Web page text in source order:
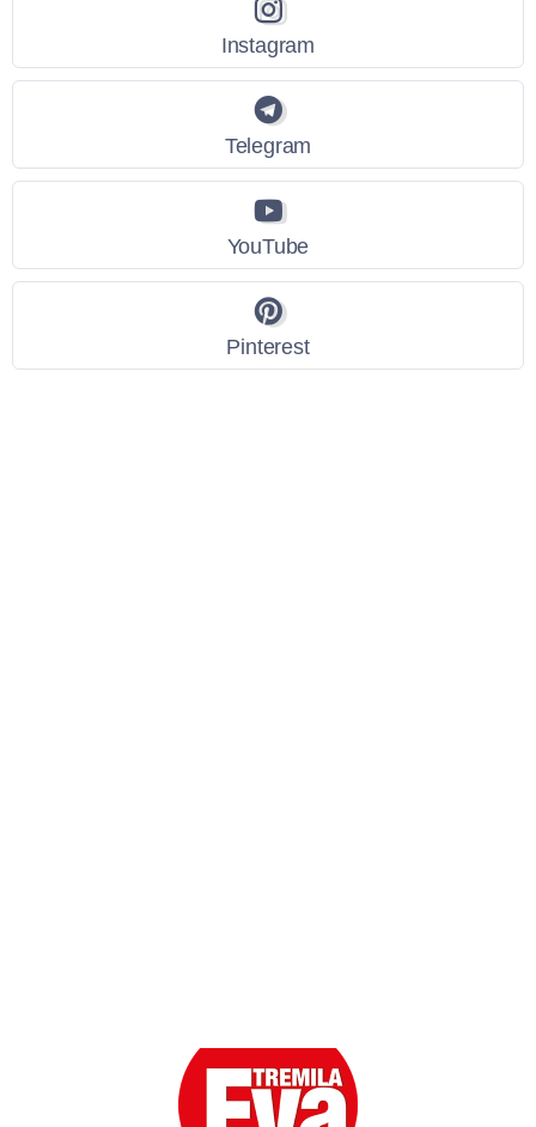
Instagram
Telegram
YouTube
Pinterest